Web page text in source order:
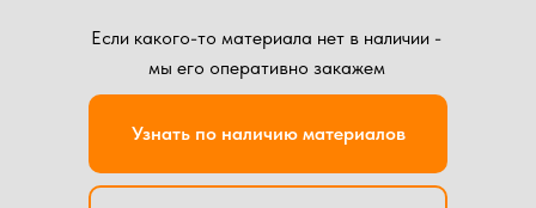
Если какого-то материала нет в наличии -
мы его оперативно закажем
Узнать по наличию материалов